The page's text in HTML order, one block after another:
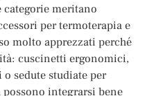
categorie meritano
per termoterapia e
molto apprezzati perché
cuscinetti ergonomici,
sedute studiate per
integrarsi bene